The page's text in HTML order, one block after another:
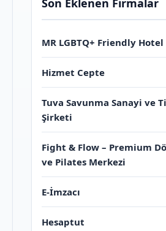
Son Eklenen Firmalar
MR LGBTQ+ Friendly Hotel
Hizmet Cepte
Tuva Savunma Sanayi ve
Şirketi
Fight & Flow – Premium
ve Pilates Merkezi
E-İmzacı
Hesaptut